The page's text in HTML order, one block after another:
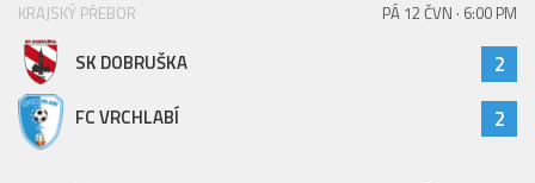
KRAJSKÝ PŘEBOR PÁ 12 ČVN · 6:00 PM
SK DOBRUŠKA 2
FC VRCHLABÍ 2